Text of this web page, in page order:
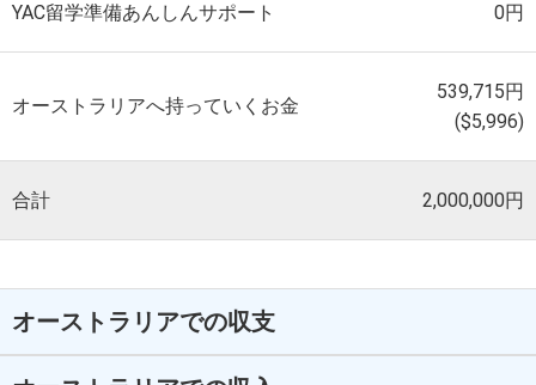
YAC留学準備あんしんサポート 0円
オーストラリアへ持っていくお金
539,715円
($5,996)
合計 2,000,000円
オーストラリアでの収支